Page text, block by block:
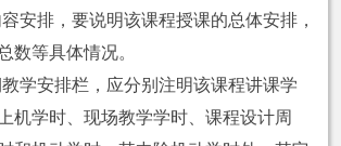
容安排，要说明该课程授课的总体安排，
数等具体情况。
教学安排栏，应分别注明该课程讲课学
机学时、现场教学学时、课程设计周